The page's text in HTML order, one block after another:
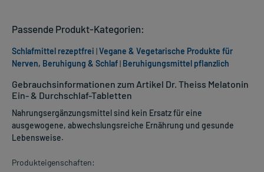
Gebrauchsinformationen zum Artikel Dr. Theiss Melatonin
Ein- & Durchschlaf-Tabletten
Nahrungsergänzungsmittel sind kein Ersatz für eine
ausgewogene, abwechslungsreiche Ernährung und gesunde
Lebensweise.
Produkteigenschaften:
Passende Produkt-Kategorien:
Schlafmittel rezeptfrei |Vegane & Vegetarische Produkte für
Nerven, Beruhigung & Schlaf| Beruhigungsmittel pflanzlich